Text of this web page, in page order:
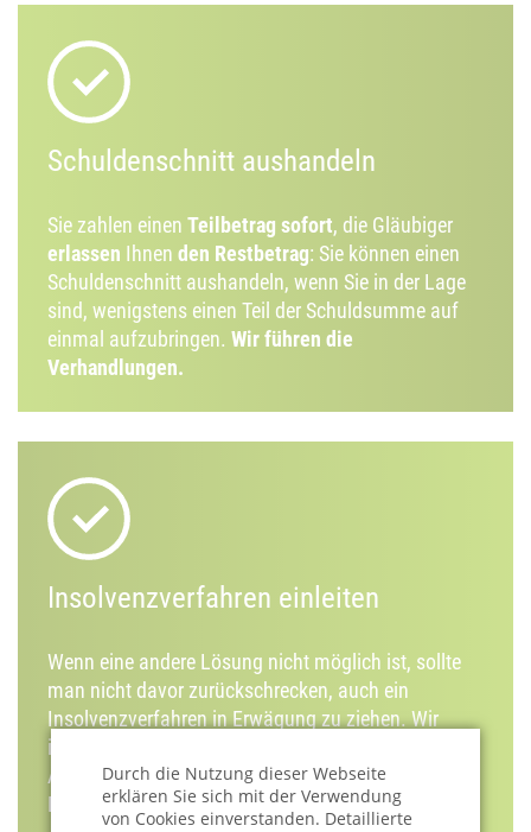
Schuldenschnitt aushandeln
Sie zahlen einen Teilbetrag sofort, die Gläubiger
erlassen Ihnen den Restbetrag: Sie können einen
Schuldenschnitt aushandeln, wenn Sie in der Lage
sind, wenigstens einen Teil der Schuldsumme auf
einmal aufzubringen. Wir führen die
Verhandlungen.
Insolvenzverfahren einleiten
Wenn eine andere Lösung nicht möglich ist, sollte
man nicht davor zurückschrecken, auch ein
Insolvenzverfahren in Erwägung zu ziehen. Wir
informieren Sie über die Voraussetzungen, den
Ablauf und führen Sie durch den Bürokratie-
Dschungel.
Durch die Nutzung dieser Webseite
erklären Sie sich mit der Verwendung
von Cookies einverstanden. Detaillierte